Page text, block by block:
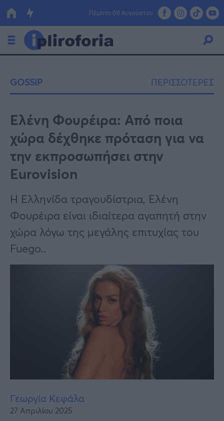
Πέμπτη 06 Αυγούστου
Οικονομία
Πολιτική
Τράπεζες
Επιδοτήσεις
Κόσμος
Lifestyle
Αθλητικά
Υγεία
Γυναίκα
GOSSIP ΠΕΡΙΣΣΟΤΕΡΕΣ
Ελένη Φουρέιρα: Από ποια
χώρα δέχθηκε πρόταση για να
την εκπροσωπήσει στην
Eurovision
Η Ελληνίδα τραγουδίστρια, Ελένη
Φουρέιρα είναι ιδιαίτερα αγαπητή στην
χώρα λόγω της μεγάλης επιτυχίας του
Fuego..
Γεωργία Κεφάλα
27 Απριλίου 2025